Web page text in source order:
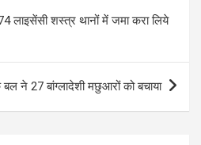
लाइसेंसी शस्त्र थानों में जमा करा लिये
बल ने 27 बांग्लादेशी मछुआरों को बचाया